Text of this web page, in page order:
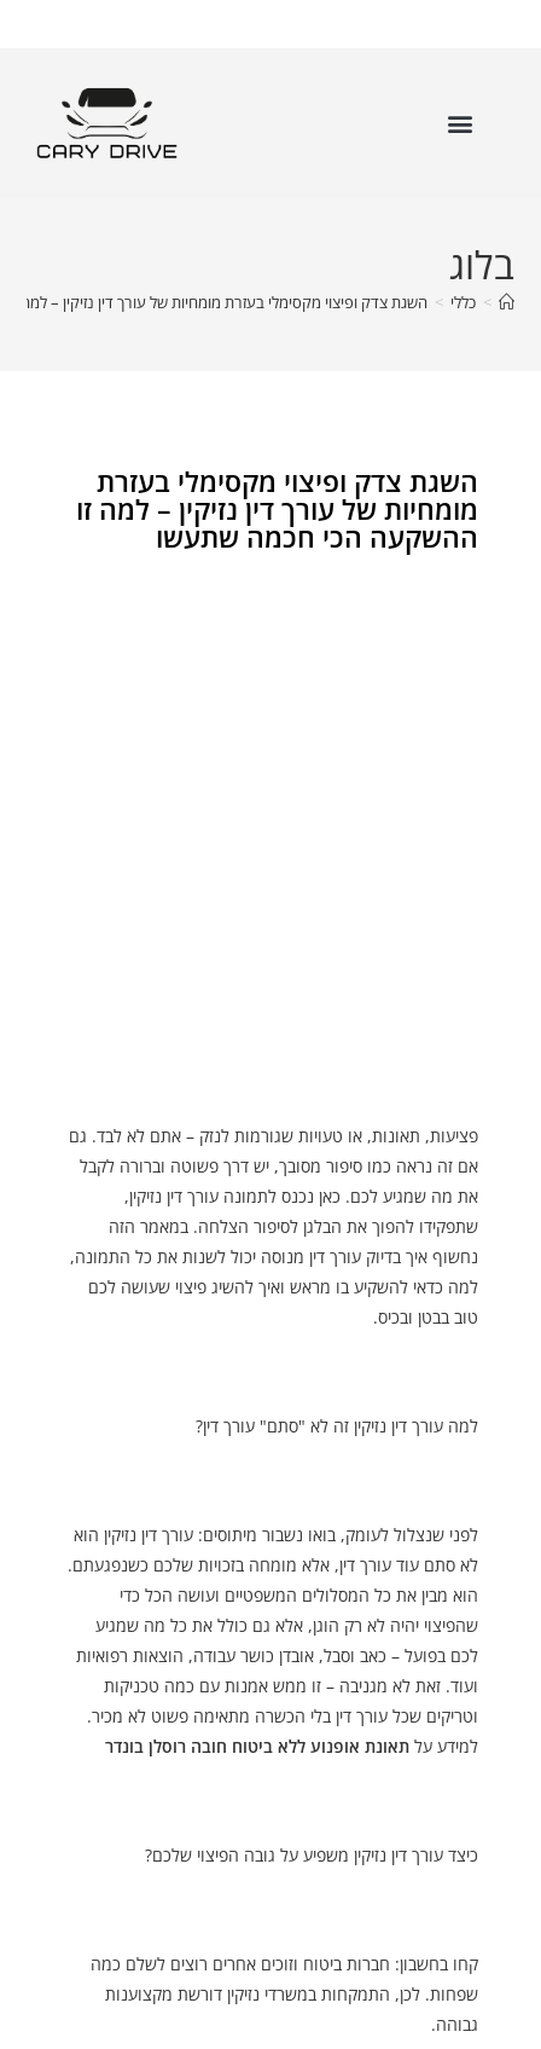
בלוג
> כללי > השגת צדק ופיצוי מקסימלי בעזרת מומחיות של עורך דין נזיקין –
השגת צדק ופיצוי מקסימלי בעזרת
מומחיות של עורך דין נזיקין – למה זו
ההשקעה הכי חכמה שתעשו
פציעות, תאונות, או טעויות שגורמות לנזק – אתם לא לבד. גם
אם זה נראה כמו סיפור מסובך, יש דרך פשוטה וברורה לקבל
את מה שמגיע לכם. כאן נכנס לתמונה עורך דין נזיקין,
שתפקידו להפוך את הבלגן לסיפור הצלחה. במאמר הזה
נחשוף איך בדיוק עורך דין מנוסה יכול לשנות את כל התמונה,
למה כדאי להשקיע בו מראש ואיך להשיג פיצוי שעושה לכם
טוב בבטן ובכיס.
למה עורך דין נזיקין זה לא "סתם" עורך דין?
לפני שנצלול לעומק, בואו נשבור מיתוסים: עורך דין נזיקין הוא
לא סתם עוד עורך דין, אלא מומחה בזכויות שלכם כשנפגעתם.
הוא מבין את כל המסלולים המשפטיים ועושה הכל כדי
שהפיצוי יהיה לא רק הוגן, אלא גם כולל את כל מה שמגיע
לכם בפועל – כאב וסבל, אובדן כושר עבודה, הוצאות רפואיות
ועוד. זאת לא מגניבה – זו ממש אמנות עם כמה טכניקות
וטריקים שכל עורך דין בלי הכשרה מתאימה פשוט לא מכיר.
למידע עלתאונת אופנוע ללא ביטוח חובה רוסלן בונדר
כיצד עורך דין נזיקין משפיע על גובה הפיצוי שלכם?
קחו בחשבון: חברות ביטוח וזוכים אחרים רוצים לשלם כמה
שפחות. לכן, התמקחות במשרדי נזיקין דורשת מקצוענות
גבוהה.